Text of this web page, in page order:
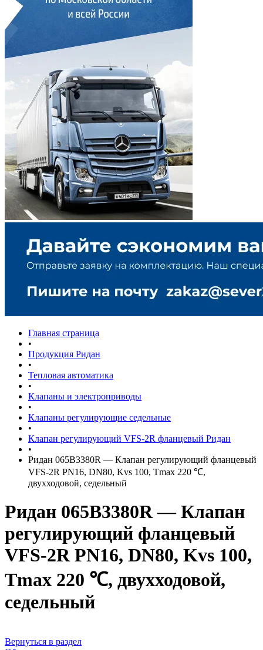
Главная страница
•
Продукция Ридан
•
Тепловая автоматика
•
Клапаны и электроприводы
•
Клапаны регулирующие седельные
•
Клапан регулирующий VFS-2R фланцевый Ридан
•
Ридан 065B3380R — Клапан регулирующий фланцевый
VFS-2R PN16, DN80, Kvs 100, Tmax 220 ℃,
двухходовой, седельный
Ридан 065B3380R — Клапан
регулирующий фланцевый
VFS-2R PN16, DN80, Kvs 100,
Tmax 220 ℃, двухходовой,
седельный
Вернуться в раздел